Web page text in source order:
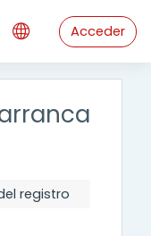
Acceder
registro